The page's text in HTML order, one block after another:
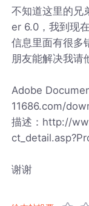
不知道这里的兄
er 6.0，我到现
信息里面有很多
朋友能解决我请
Adobe
11686.com/
描述：http://
谢谢